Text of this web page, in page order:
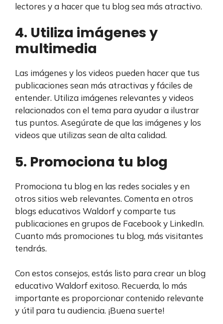
lectores y a hacer que tu blog sea más atractivo.
4. Utiliza imágenes y
multimedia
Las imágenes y los videos pueden hacer que tus
publicaciones sean más atractivas y fáciles de
entender. Utiliza imágenes relevantes y videos
relacionados con el tema para ayudar a ilustrar
tus puntos. Asegúrate de que las imágenes y los
videos que utilizas sean de alta calidad.
5. Promociona tu blog
Promociona tu blog en las redes sociales y en
otros sitios web relevantes. Comenta en otros
blogs educativos Waldorf y comparte tus
publicaciones en grupos de Facebook y LinkedIn.
Cuanto más promociones tu blog, más visitantes
tendrás.
Con estos consejos, estás listo para crear un blog
educativo Waldorf exitoso. Recuerda, lo más
importante es proporcionar contenido relevante
y útil para tu audiencia. ¡Buena suerte!